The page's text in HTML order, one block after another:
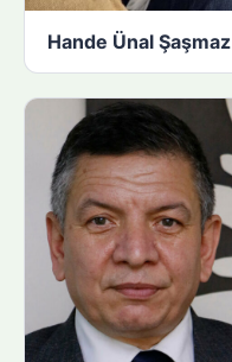
Hande Ünal Şaşmaz